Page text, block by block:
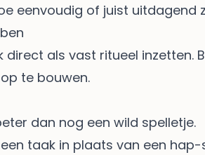
eenvoudig of juist uitdagend
als vast ritueel
te bouwen.
dan nog een wild spelletje.
taak in plaats van een